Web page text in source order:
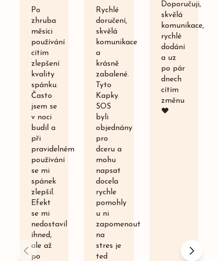
Po
zhruba
měsíci
používání
cítím
zlepšení
kvality
spánku.
Často
jsem se
v noci
budil a
při
pravidelném
používání
se mi
spánek
zlepšil.
Efekt
se mi
nedostavil
ihned,
ale až
po
Rychlé
doručení,
skvělá
komunikace
a
krásně
zabalené.
Tyto
Kapky
SOS
byli
objednány
pro
dceru a
mohu
napsat
docela
rychle
pomohly
u ni
zapomenout
na
stres je
ted
Doporučuji,
skvělá
komunikace,
rychlé
dodání
a uz
po pár
dnech
cítím
změnu
❤️